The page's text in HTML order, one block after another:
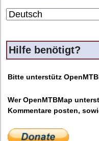
Hilfe benötigt?
Bitte unterstütz
Wer OpenMTBMap
Kommentare posten,